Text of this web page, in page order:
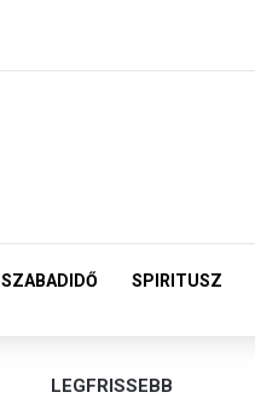
SZABADIDŐ SPIRITUSZ
LEGFRISSEBB